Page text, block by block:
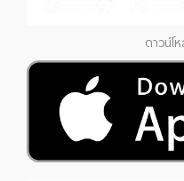
ดาวน์โ